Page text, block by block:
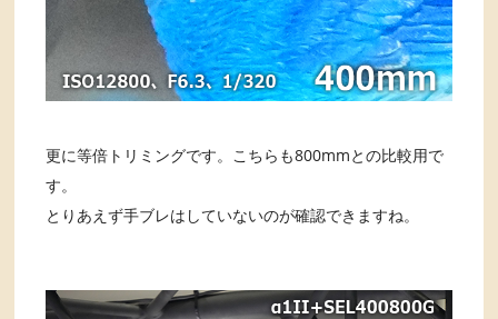
更に等倍トリミングです。こちらも800mmとの比較用で
す。
とりあえず手ブレはしていないのが確認できますね。